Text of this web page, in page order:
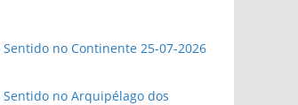
Sentido no Continente 25-07-2026
Sentido no Arquipélago dos